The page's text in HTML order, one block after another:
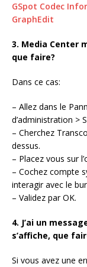
GSpot Codec
GraphEdit
3. Media Center
que faire?
Dans ce cas:
– Allez dans le
d’administration >
– Cherchez
dessus.
– Placez vous sur
– Cochez compte
interagir avec le
– Validez par OK.
4. J’ai un
s’affiche, que
Si vous avez une